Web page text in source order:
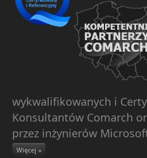
wykwalifikowanych i
Konsultantów Comarch
przez inżynierów
Więcej »